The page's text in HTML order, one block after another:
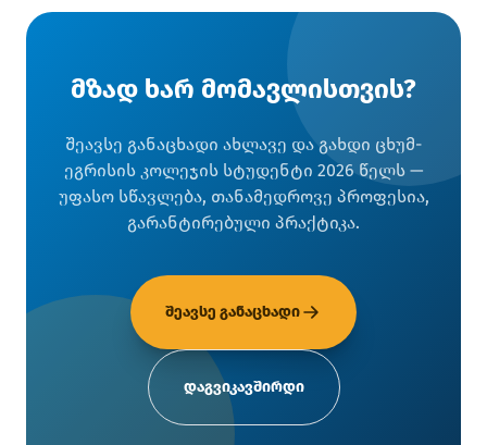
მზად ხარ მომავლისთვის?
შეავსე განაცხადი ახლავე და გახდი ცხუმ-
ეგრისის კოლეჯის სტუდენტი 2026 წელს —
უფასო სწავლება, თანამედროვე პროფესია,
გარანტირებული პრაქტიკა.
შეავსე განაცხადი
დაგვიკავშირდი